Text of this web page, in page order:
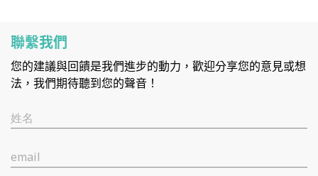
聯繫我們
您的建議與回饋是我們進步的動力，歡迎分享您的意見或想
法，我們期待聽到您的聲音！
姓名
email